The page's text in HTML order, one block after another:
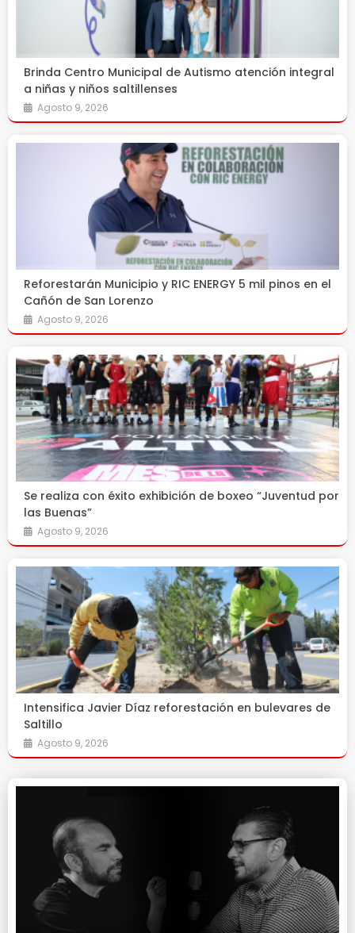
Brinda Centro Municipal de Autismo atención integral
a niñas y niños saltillenses
Agosto 9, 2026
Reforestarán Municipio y RIC ENERGY 5 mil pinos en el
Cañón de San Lorenzo
Agosto 9, 2026
Se realiza con éxito exhibición de boxeo “Juventud por
las Buenas”
Agosto 9, 2026
Intensifica Javier Díaz reforestación en bulevares de
Saltillo
Agosto 9, 2026